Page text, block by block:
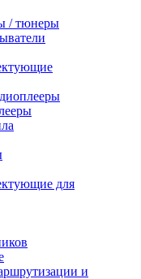
/ тюнеры
для
и